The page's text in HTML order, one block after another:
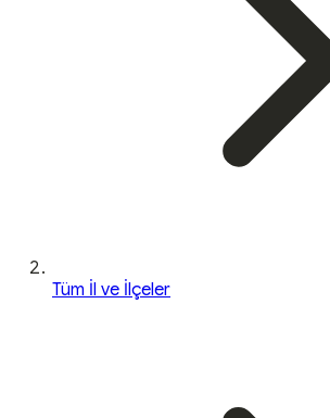
Tüm İl ve İlçeler